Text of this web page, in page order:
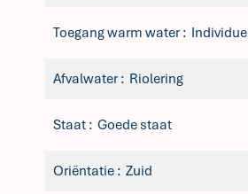
Toegang warm water
Afvalwater Riolering
Staat Goede staat
Oriëntatie Zuid